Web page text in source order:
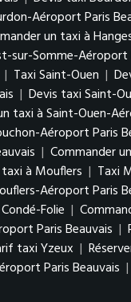
Aéroport Paris
un taxi à
sur-Somme-Aéroport
| Taxi Saint-Ouen |
| Devis taxi Saint-
taxi à Saint-Ouen-
Aéroport Paris
| Commander
à Mouflers | Taxi
Aéroport Paris
Folie |
Paris Beauvais |
taxi Yzeux |
Paris Beauvais |